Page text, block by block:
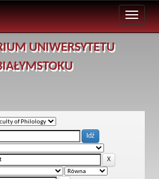
UNIWERSYTETU